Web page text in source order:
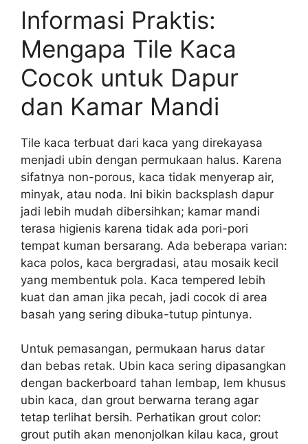
Informasi Praktis:
Mengapa Tile Kaca
Cocok untuk Dapur
dan Kamar Mandi
Tile kaca terbuat dari kaca yang direkayasa
menjadi ubin dengan permukaan halus. Karena
sifatnya non-porous, kaca tidak menyerap air,
minyak, atau noda. Ini bikin backsplash dapur
jadi lebih mudah dibersihkan; kamar mandi
terasa higienis karena tidak ada pori-pori
tempat kuman bersarang. Ada beberapa varian:
kaca polos, kaca bergradasi, atau mosaik kecil
yang membentuk pola. Kaca tempered lebih
kuat dan aman jika pecah, jadi cocok di area
basah yang sering dibuka-tutup pintunya.
Untuk pemasangan, permukaan harus datar
dan bebas retak. Ubin kaca sering dipasangkan
dengan backerboard tahan lembap, lem khusus
ubin kaca, dan grout berwarna terang agar
tetap terlihat bersih. Perhatikan grout color:
grout putih akan menonjolkan kilau kaca, grout